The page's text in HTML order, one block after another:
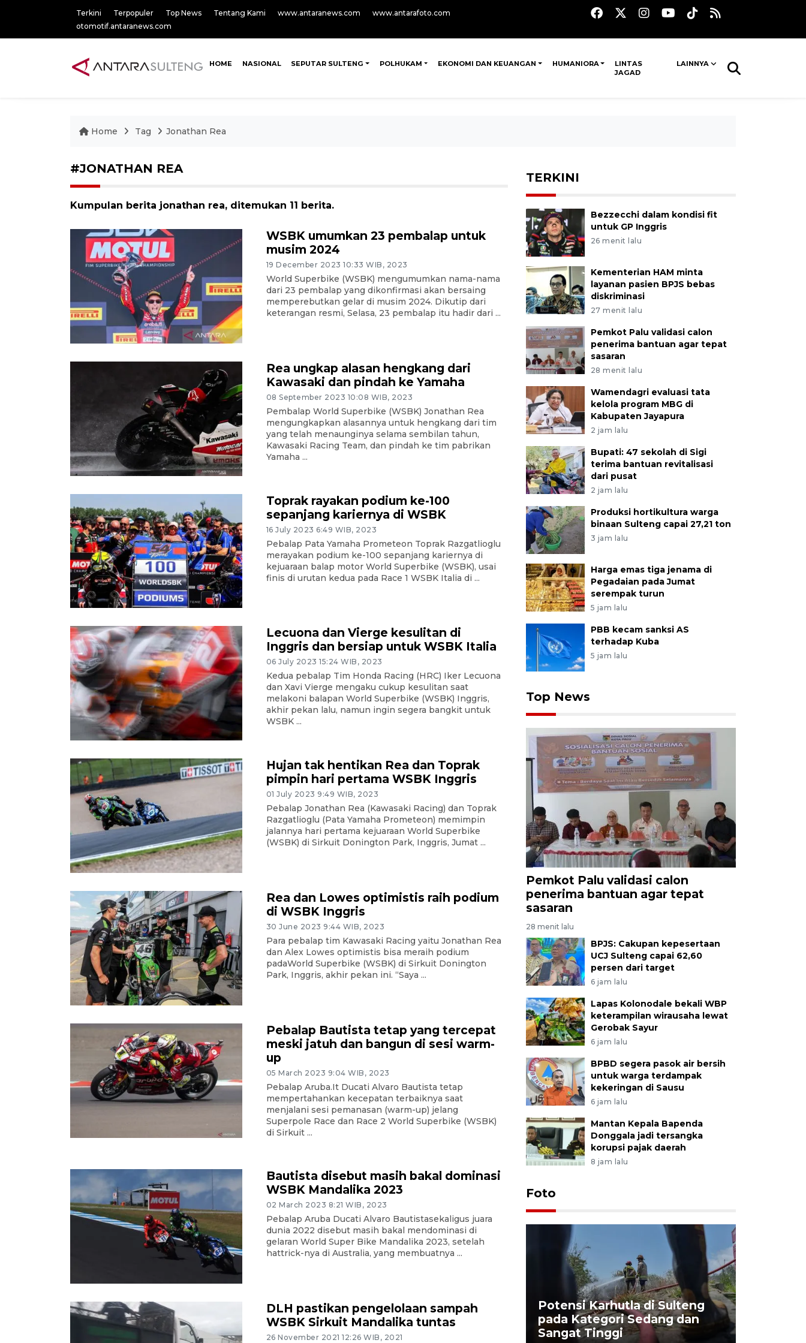
Terkini Terpopuler Top News Tentang Kami www.antaranews.com
www.antarafoto.com
otomotif.antaranews.com
HOME NASIONAL SEPUTAR SULTENG POLHUKAM EKONOMI DAN KEUANGAN HUMANIORA
LINTAS
JAGAD
LAINNYA
Home Tag Jonathan Rea
#JONATHAN REA
Kumpulan berita jonathan rea, ditemukan 11 berita.
WSBK umumkan 23 pembalap untuk
musim 2024
19 December 2023 10:33 WIB, 2023
World Superbike (WSBK) mengumumkan nama-nama
dari 23 pembalap yang dikonfirmasi akan bersaing
memperebutkan gelar di musim 2024. Dikutip dari
keterangan resmi, Selasa, 23 pembalap itu hadir dari ...
Rea ungkap alasan hengkang dari
Kawasaki dan pindah ke Yamaha
08 September 2023 10:08 WIB, 2023
Pembalap World Superbike (WSBK) Jonathan Rea
mengungkapkan alasannya untuk hengkang dari tim
yang telah menaunginya selama sembilan tahun,
Kawasaki Racing Team, dan pindah ke tim pabrikan
Yamaha ...
Toprak rayakan podium ke-100
sepanjang kariernya di WSBK
16 July 2023 6:49 WIB, 2023
Pebalap Pata Yamaha Prometeon Toprak Razgatlioglu
merayakan podium ke-100 sepanjang kariernya di
kejuaraan balap motor World Superbike (WSBK), usai
finis di urutan kedua pada Race 1 WSBK Italia di ...
Lecuona dan Vierge kesulitan di
Inggris dan bersiap untuk WSBK Italia
06 July 2023 15:24 WIB, 2023
Kedua pebalap Tim Honda Racing (HRC) Iker Lecuona
dan Xavi Vierge mengaku cukup kesulitan saat
melakoni balapan World Superbike (WSBK) Inggris,
akhir pekan lalu, namun ingin segera bangkit untuk
WSBK ...
Hujan tak hentikan Rea dan Toprak
pimpin hari pertama WSBK Inggris
01 July 2023 9:49 WIB, 2023
Pebalap Jonathan Rea (Kawasaki Racing) dan Toprak
Razgatlioglu (Pata Yamaha Prometeon) memimpin
jalannya hari pertama kejuaraan World Superbike
(WSBK) di Sirkuit Donington Park, Inggris, Jumat ...
Rea dan Lowes optimistis raih podium
di WSBK Inggris
30 June 2023 9:44 WIB, 2023
Para pebalap tim Kawasaki Racing yaitu Jonathan Rea
dan Alex Lowes optimistis bisa meraih podium
padaWorld Superbike (WSBK) di Sirkuit Donington
Park, Inggris, akhir pekan ini. “Saya ...
Pebalap Bautista tetap yang tercepat
meski jatuh dan bangun di sesi warm-
up
05 March 2023 9:04 WIB, 2023
Pebalap Aruba.It Ducati Alvaro Bautista tetap
mempertahankan kecepatan terbaiknya saat
menjalani sesi pemanasan (warm-up) jelang
Superpole Race dan Race 2 World Superbike (WSBK)
di Sirkuit ...
Bautista disebut masih bakal dominasi
WSBK Mandalika 2023
02 March 2023 8:21 WIB, 2023
Pebalap Aruba Ducati Alvaro Bautistasekaligus juara
dunia 2022 disebut masih bakal mendominasi di
gelaran World Super Bike Mandalika 2023, setelah
hattrick-nya di Australia, yang membuatnya ...
DLH pastikan pengelolaan sampah
WSBK Sirkuit Mandalika tuntas
26 November 2021 12:26 WIB, 2021
TERKINI
Bezzecchi dalam kondisi fit
untuk GP Inggris
26 menit lalu
Kementerian HAM minta
layanan pasien BPJS bebas
diskriminasi
27 menit lalu
Pemkot Palu validasi calon
penerima bantuan agar tepat
sasaran
28 menit lalu
Wamendagri evaluasi tata
kelola program MBG di
Kabupaten Jayapura
2 jam lalu
Bupati: 47 sekolah di Sigi
terima bantuan revitalisasi
dari pusat
2 jam lalu
Produksi hortikultura warga
binaan Sulteng capai 27,21 ton
3 jam lalu
Harga emas tiga jenama di
Pegadaian pada Jumat
serempak turun
5 jam lalu
PBB kecam sanksi AS
terhadap Kuba
5 jam lalu
Top News
Pemkot Palu validasi calon
penerima bantuan agar tepat
sasaran
28 menit lalu
BPJS: Cakupan kepesertaan
UCJ Sulteng capai 62,60
persen dari target
6 jam lalu
Lapas Kolonodale bekali WBP
keterampilan wirausaha lewat
Gerobak Sayur
6 jam lalu
BPBD segera pasok air bersih
untuk warga terdampak
kekeringan di Sausu
6 jam lalu
Mantan Kepala Bapenda
Donggala jadi tersangka
korupsi pajak daerah
8 jam lalu
Foto
Layanan pembuatan SIM Baru
di Satpas Polresta Palu
Potensi Karhutla di Sulteng
pada Kategori Sedang dan
Sangat Tinggi